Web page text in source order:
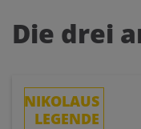
A A A
Die drei
NIKOLAUS
LEGENDE